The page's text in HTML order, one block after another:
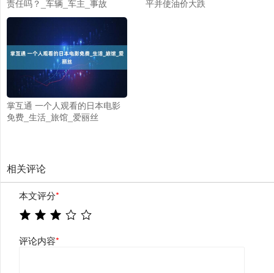
责任吗？_车辆_车主_事故 平并使油价大跌
掌互通 一个人观看的日本电影
免费_生活_旅馆_爱丽丝
相关评论
本文评分*
评论内容*